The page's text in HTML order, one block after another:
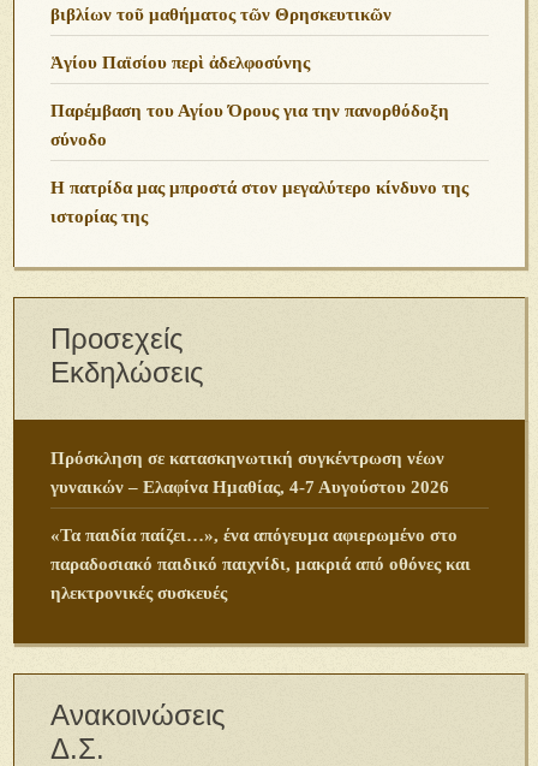
βιβλίων τοῦ μαθήματος τῶν Θρησκευτικῶν
Ἁγίου Παϊσίου περὶ ἀδελφοσύνης
Παρέμβαση του Αγίου Όρους για την πανορθόδοξη
σύνοδο
Η πατρίδα μας μπροστά στον μεγαλύτερο κίνδυνο της
ιστορίας της
Προσεχείς
Εκδηλώσεις
Πρόσκληση σε κατασκηνωτική συγκέντρωση νέων
γυναικών – Ελαφίνα Ημαθίας, 4-7 Αυγούστου 2026
«Τα παιδία παίζει…», ένα απόγευμα αφιερωμένο στο
παραδοσιακό παιδικό παιχνίδι, μακριά από οθόνες και
ηλεκτρονικές συσκευές
Ανακοινώσεις
Δ.Σ.